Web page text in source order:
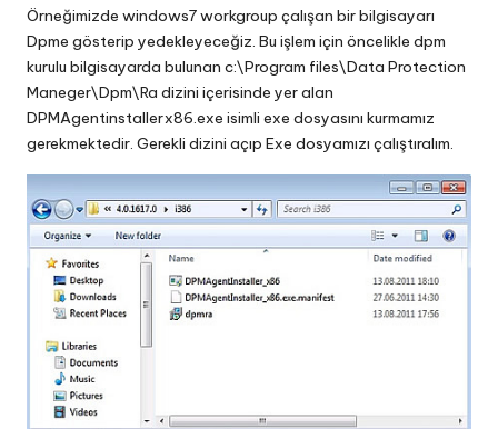
Örneğimizde windows7 workgroup çalışan bir bilgisayarı
Dpme gösterip yedekleyeceğiz. Bu işlem için öncelikle dpm
kurulu bilgisayarda bulunan c:\Program files\Data Protection
Maneger\Dpm\Ra dizini içerisinde yer alan
DPMAgentinstallerx86.exe isimli exe dosyasını kurmamız
gerekmektedir. Gerekli dizini açıp Exe dosyamızı çalıştıralım.